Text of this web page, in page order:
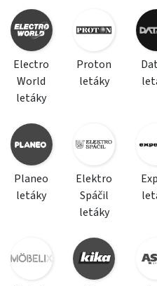
Electro
World
letáky
Proton
letáky
Planeo
letáky
Elektro
Spáčil
letáky